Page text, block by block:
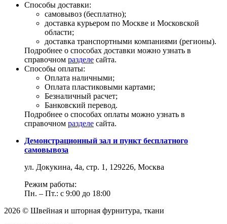
Способы доставки:
самовывоз (бесплатно);
доставка курьером по Москве и Московской
области;
доставка транспортными компаниями (регионы).
Подробнее о способах доставки можно узнать в
справочном разделе сайта.
Способы оплаты:
Оплата наличными;
Оплата пластиковыми картами;
Безналичный расчет;
Банковский перевод.
Подробнее о способах оплаты можно узнать в
справочном разделе сайта.
Демонстрационный зал и пункт бесплатного
самовывоза
ул. Докукина, 4а, стр. 1, 129226, Москва
Режим работы:
Пн. – Пт.: с 9:00 до 18:00
2026 © Швейная и шторная фурнитура, ткани